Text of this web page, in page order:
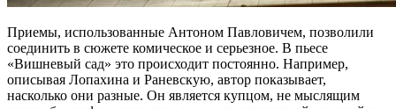
Приемы, использованные Антоном Павловичем, позволили
соединить в сюжете комическое и серьезное. В пьесе
«Вишневый сад» это происходит постоянно. Например,
описывая Лопахина и Раневскую, автор показывает,
насколько они разные. Он является купцом, не мыслящим